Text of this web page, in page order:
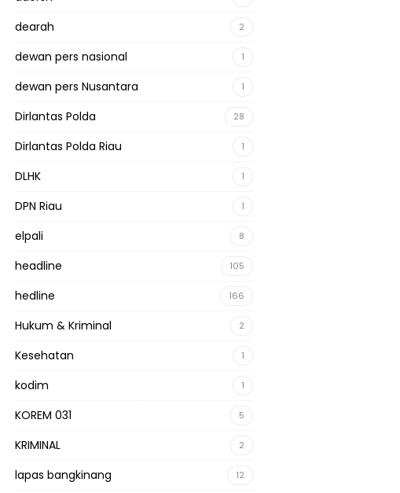
dearah 2
dewan pers nasional 1
dewan pers Nusantara 1
Dirlantas Polda 28
Dirlantas Polda Riau 1
DLHK 1
DPN Riau 1
elpali 8
headline 105
hedline 166
Hukum & Kriminal 2
Kesehatan 1
kodim 1
KOREM 031 5
KRIMINAL 2
lapas bangkinang 12